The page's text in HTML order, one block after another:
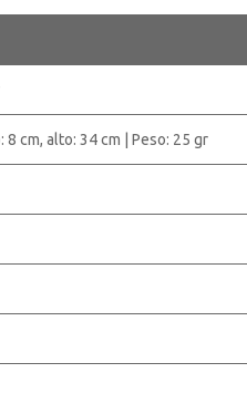
8 cm, alto: 34 cm | Peso: 25 gr